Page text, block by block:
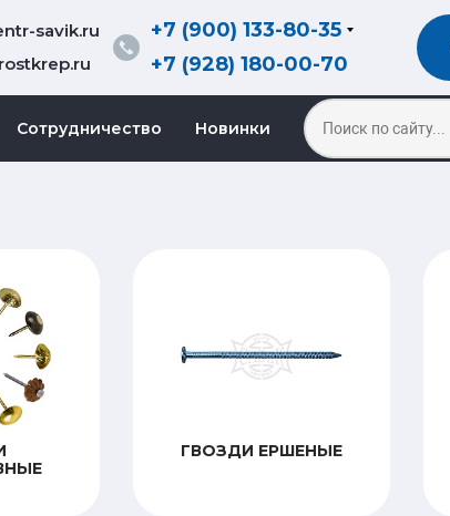
savik.ru
+7 (900) 133-80-35
+7 (928) 180-00-70
Сотрудничество Новинки
ГВОЗДИ ЕРШЕНЫЕ